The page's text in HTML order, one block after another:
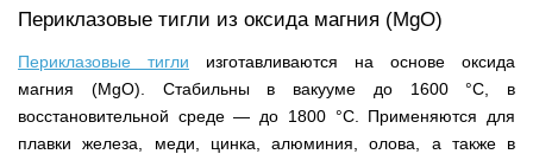
Периклазовые тигли из оксида магния (MgO)
Периклазовые тигли изготавливаются на основе оксида
магния (MgO). Стабильны в вакууме до 1600 °С, в
восстановительной среде — до 1800 °С. Применяются для
плавки железа, меди, цинка, алюминия, олова, а также в